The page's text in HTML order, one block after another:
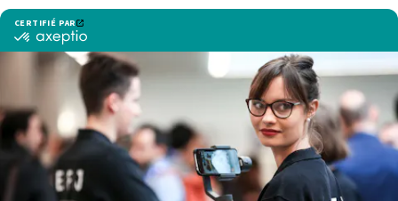
Voir d'autres actualités